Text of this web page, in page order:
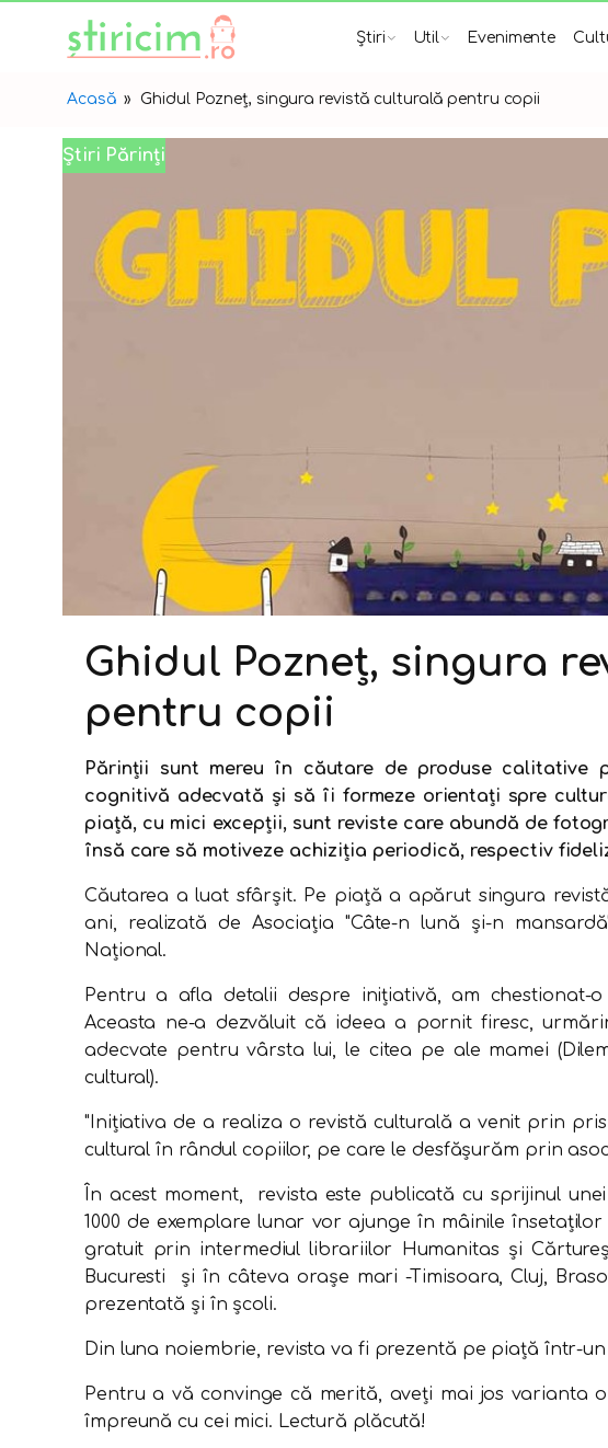
Știri Util Evenimente
Acasă » Ghidul Pozneţ, singura revistă culturală pentru copii
Știri Părinți
Ghidul Pozneţ, singura
pentru copii
Părinţii sunt mereu în căutare de produse calitative
cognitivă adecvată şi să îi formeze orientaţi spre
piaţă, cu mici excepţii, sunt reviste care abundă de
însă care să motiveze achiziţia periodică, respectiv
Căutarea a luat sfârşit. Pe piaţă a apărut singura
ani, realizată de Asociaţia "Câte-n lună și-n
Naţional.
Pentru a afla detalii despre iniţiativă, am chestionat-
Aceasta ne-a dezvăluit că ideea a pornit firesc,
adecvate pentru vârsta lui, le citea pe ale mamei
cultural).
"Iniţiativa de a realiza o revistă culturală a venit prin
cultural în rândul copiilor, pe care le desfăşurăm prin
În acest moment, revista este publicată cu sprijinul
1000 de exemplare lunar vor ajunge în mâinile
gratuit prin intermediul librariilor Humanitas şi
Bucuresti şi în câteva oraşe mari -Timisoara, Cluj,
prezentată şi în şcoli.
Din luna noiembrie, revista va fi prezentă pe piaţă într-
Pentru a vă convinge că merită, aveţi mai jos varianta
împreună cu cei mici. Lectură plăcută!